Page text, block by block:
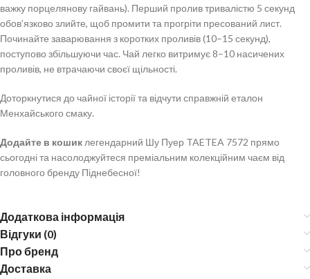
важку порцелянову гайвань). Перший пролив тривалістю 5 секунд
обов’язково злийте, щоб промити та прогріти пресований лист.
Починайте заварювання з коротких проливів (10–15 секунд),
поступово збільшуючи час. Чай легко витримує 8–10 насичених
проливів, не втрачаючи своєї щільності.
Доторкнутися до чайної історії та відчути справжній еталон
Менхайського смаку.
Додайте в кошик легендарний Шу Пуер TAETEA 7572 прямо
сьогодні та насолоджуйтеся преміальним колекційним чаєм від
головного бренду Піднебесної!
Додаткова інформація
Відгуки (0)
Про бренд
Доставка